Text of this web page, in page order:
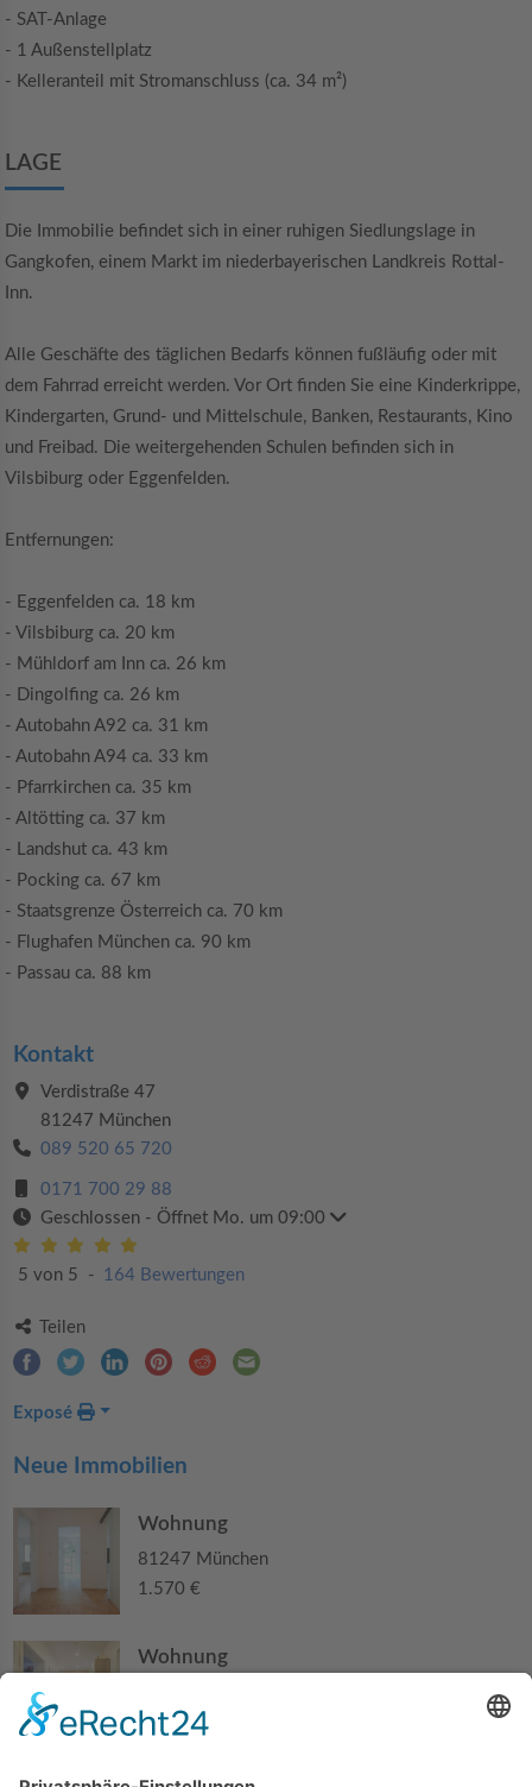
- SAT-Anlage
- 1 Außenstellplatz
- Kelleranteil mit Stromanschluss (ca. 34 m²)
LAGE
Die Immobilie befindet sich in einer ruhigen Siedlungslage in
Gangkofen, einem Markt im niederbayerischen Landkreis Rottal-
Inn.
Alle Geschäfte des täglichen Bedarfs können fußläufig oder mit
dem Fahrrad erreicht werden. Vor Ort finden Sie eine Kinderkrippe,
Kindergarten, Grund- und Mittelschule, Banken, Restaurants, Kino
und Freibad. Die weitergehenden Schulen befinden sich in
Vilsbiburg oder Eggenfelden.
Entfernungen:
- Eggenfelden ca. 18 km
- Vilsbiburg ca. 20 km
- Mühldorf am Inn ca. 26 km
- Dingolfing ca. 26 km
- Autobahn A92 ca. 31 km
- Autobahn A94 ca. 33 km
- Pfarrkirchen ca. 35 km
- Altötting ca. 37 km
- Landshut ca. 43 km
- Pocking ca. 67 km
- Staatsgrenze Österreich ca. 70 km
- Flughafen München ca. 90 km
- Passau ca. 88 km
Kontakt
Verdistraße 47
81247 München
089 520 65 720
0171 700 29 88
Geschlossen- Öffnet Mo. um 09:00
5 von 5 - 164 Bewertungen
Teilen
Exposé
Neue Immobilien
Wohnung
81247 München
1.570 €
Wohnung
210.000 €